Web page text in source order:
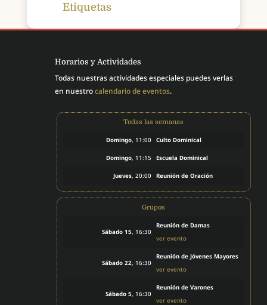
Etiquetas
Horarios y Actividades
Todas nuestras actividades especiales puedes verlas
en nuestrocalendario de eventos.
Todas las semanas
Domingo, 11:00 Culto Dominical
Domingo, 11:15 Escuela Dominical
Jueves, 20:00 Reunión de Oración
Grupos
Sábado 15, 16:30
Reunión de Damas
ver evento
Sábado 22, 16:30
Reunión de Jóvenes Mayores
ver evento
Sábado 5, 16:30
Reunión de Varones
ver evento